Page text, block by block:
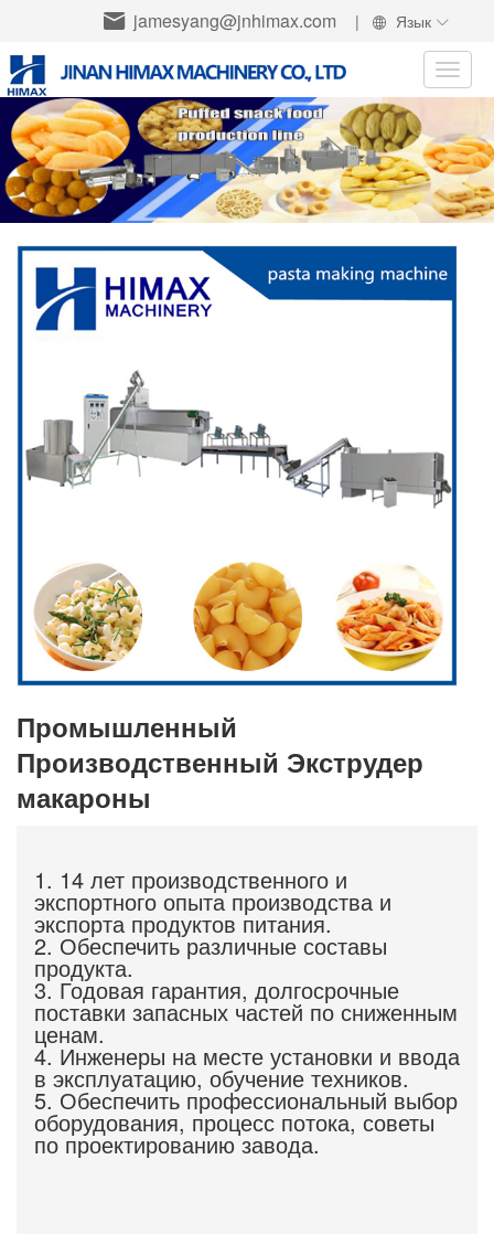
jamesyang@jnhimax.com | Язык
Toggle
Промышленный
Производственный Экструдер
макароны
1. 14 лет производственного и
экспортного опыта производства и
экспорта продуктов питания.
2. Обеспечить различные составы
продукта.
3. Годовая гарантия, долгосрочные
поставки запасных частей по сниженным
ценам.
4. Инженеры на месте установки и ввода
в эксплуатацию, обучение техников.
5. Обеспечить профессиональный выбор
оборудования, процесс потока, советы
по проектированию завода.